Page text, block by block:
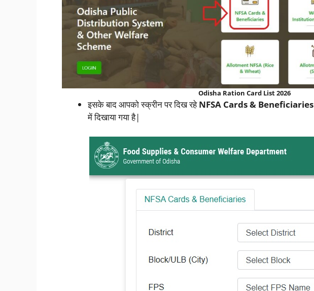
Odisha Ration Card List 2026
इसके बाद आपको स्क्रीन पर दिख रहेNFSA Cards & Beneficiaries
में दिखाया गया है|